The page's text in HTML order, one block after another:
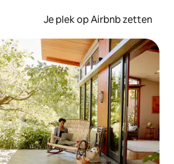
Je plek op Airbnb zetten